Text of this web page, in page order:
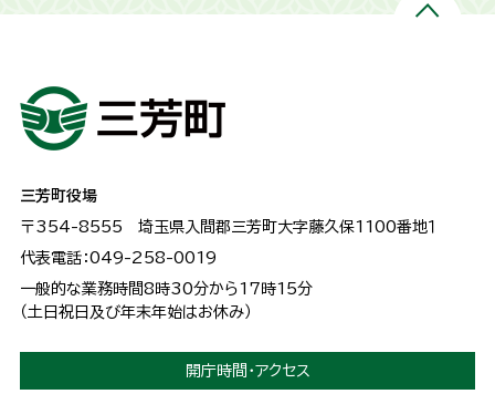
三芳町役場
〒354-8555 埼玉県入間郡三芳町大字藤久保1100番地１
代表電話：049-258-0019
一般的な業務時間8時30分から17時15分
（土日祝日及び年末年始はお休み）
開庁時間・アクセス